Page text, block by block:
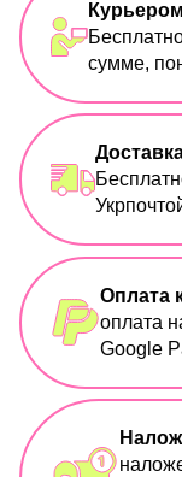
сумме,
Оплата
оплата
Google